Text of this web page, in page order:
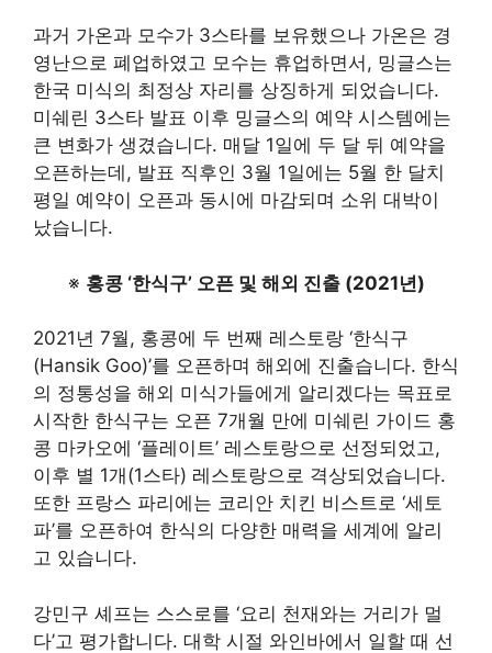
과거 가온과 모수가 3스타를 보유했으나 가온은 경
영난으로 폐업하였고 모수는 휴업하면서, 밍글스는
한국 미식의 최정상 자리를 상징하게 되었습니다.
미쉐린 3스타 발표 이후 밍글스의 예약 시스템에는
큰 변화가 생겼습니다. 매달 1일에 두 달 뒤 예약을
오픈하는데, 발표 직후인 3월 1일에는 5월 한 달치
평일 예약이 오픈과 동시에 마감되며 소위 대박이
났습니다.
※ 홍콩 ‘한식구’ 오픈 및 해외 진출 (2021년)
2021년 7월, 홍콩에 두 번째 레스토랑 ‘한식구
(Hansik Goo)’를 오픈하며 해외에 진출습니다. 한식
의 정통성을 해외 미식가들에게 알리겠다는 목표로
시작한 한식구는 오픈 7개월 만에 미쉐린 가이드 홍
콩 마카오에 ‘플레이트’ 레스토랑으로 선정되었고,
이후 별 1개(1스타) 레스토랑으로 격상되었습니다.
또한 프랑스 파리에는 코리안 치킨 비스트로 ‘세토
파’를 오픈하여 한식의 다양한 매력을 세계에 알리
고 있습니다.
강민구 셰프는 스스로를 ‘요리 천재와는 거리가 멀
다’고 평가합니다. 대학 시절 와인바에서 일할 때 선